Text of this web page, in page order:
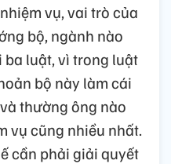
vụ, vai trò của
bộ, ngành nào
luật, vì trong luật
bộ này làm cái
thường ông nào
vụ cũng nhiều nhất.
cần phải giải quyết